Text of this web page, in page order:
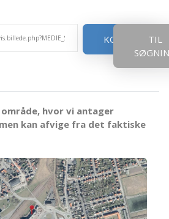
KOPIER
TIL
hvor vi antager
kan afvige fra det faktiske